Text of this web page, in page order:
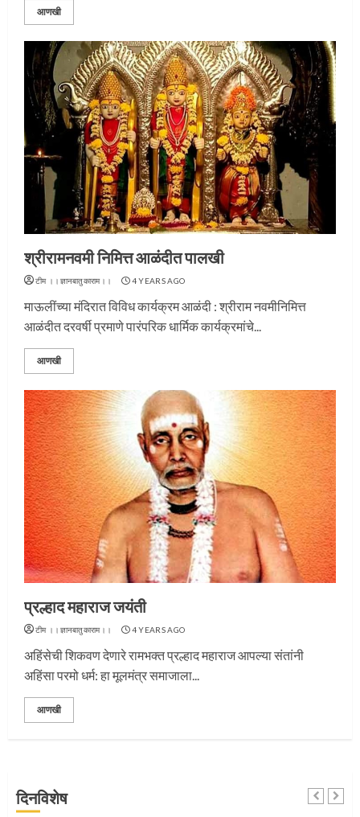
आणखी
श्रीरामनवमी निमित्त आळंदीत पालखी
टीम ।।ज्ञानबातुकाराम।। 4 YEARS AGO
माऊलींच्या मंदिरात विविध कार्यक्रम आळंदी : श्रीराम नवमीनिमित्त
आळंदीत दरवर्षी प्रमाणे पारंपरिक धार्मिक कार्यक्रमांचे...
आणखी
प्रल्हाद महाराज जयंती
टीम ।।ज्ञानबातुकाराम।। 4 YEARS AGO
अहिंसेची शिकवण देणारे रामभक्त प्रल्हाद महाराज आपल्या संतांनी
अहिंसा परमो धर्म: हा मूलमंत्र समाजाला...
आणखी
दिनविशेष
3
प्रस्थान सोहळ्यासाठी आळंदी सज्ज
संत दासगणू महाराज पुण्यतिथी